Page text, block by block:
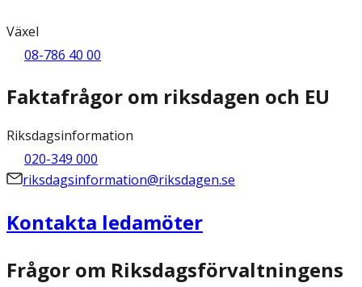
Växel
08-786 40 00
Faktafrågor om riksdagen och EU
Riksdagsinformation
020-349 000
riksdagsinformation@riksdagen.se
Kontakta ledamöter
Frågor om Riksdagsförvaltningens